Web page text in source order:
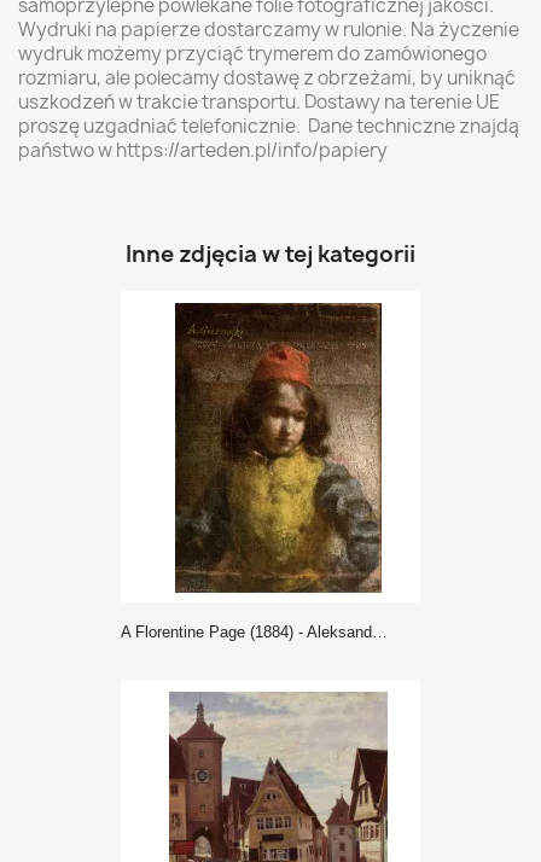
samoprzylepne powlekane folie fotograficznej jakości.
Wydruki na papierze dostarczamy w rulonie. Na życzenie
wydruk możemy przyciąć trymerem do zamówionego
rozmiaru, ale polecamy dostawę z obrzeżami, by uniknąć
uszkodzeń w trakcie transportu. Dostawy na terenie UE
proszę uzgadniać telefonicznie. Dane techniczne znajdą
państwo w https://arteden.pl/info/papiery
Inne zdjęcia w tej kategorii
A Florentine Page (1884) - Aleksander Gierymski